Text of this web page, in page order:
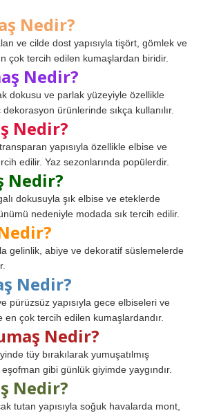
Nedir?
ve cilde dost yapısıyla tişört, gömlek ve
çok tercih edilen kumaşlardan biridir.
Nedir?
dokusu ve parlak yüzeyiyle özellikle
ürünlerinde sıkça kullanılır.
Nedir?
yapısıyla özellikle elbise ve
edilir. Yaz sezonlarında popülerdir.
Nedir?
dokusuyla şık elbise ve eteklerde
nedeniyle modada sık tercih edilir.
gelinlik, abiye ve dekoratif süslemelerde
Nedir?
pürüzsüz yapısıyla gece elbiseleri ve
en çok tercih edilen kumaşlardandır.
Nedir?
tüy bırakılarak yumuşatılmış
gibi günlük giyimde yaygındır.
Nedir?
tutan yapısıyla soğuk havalarda mont,